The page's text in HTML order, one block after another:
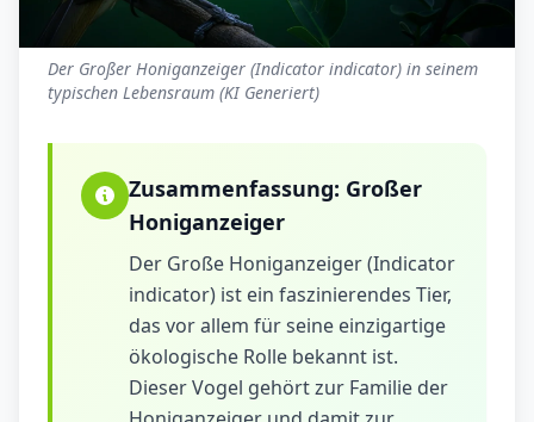
Der Großer Honiganzeiger (Indicator indicator) in seinem
typischen Lebensraum (KI Generiert)
Zusammenfassung: Großer
Honiganzeiger
Der Große Honiganzeiger (Indicator
indicator) ist ein faszinierendes Tier,
das vor allem für seine einzigartige
ökologische Rolle bekannt ist.
Dieser Vogel gehört zur Familie der